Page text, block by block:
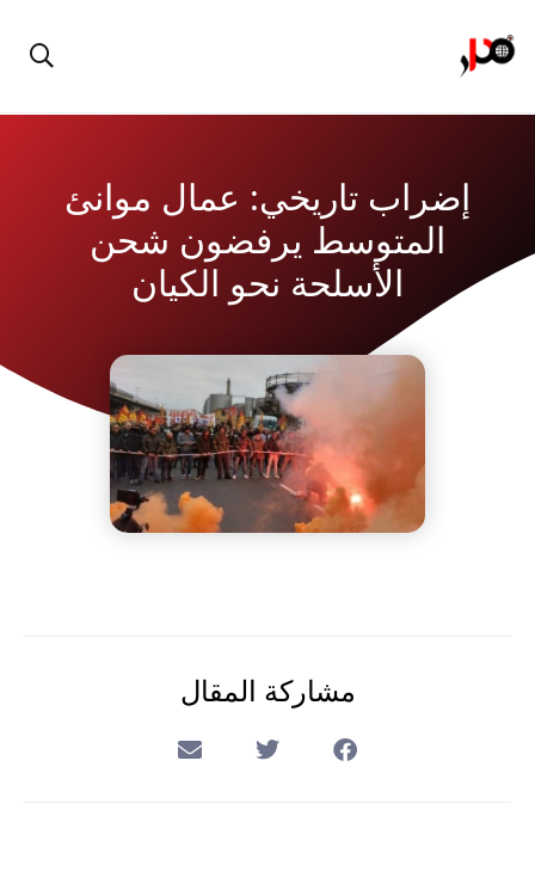
إضراب تاريخي: عمال موانئ
المتوسط يرفضون شحن
الأسلحة نحو الكيان
مشاركة المقال